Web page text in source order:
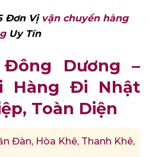
Đơn Vị vận chuyển hàng
Uy Tín
Dương –
Hàng Đi Nhật
Toàn Diện
Đàn, Hòa Khê, Thanh Khê,